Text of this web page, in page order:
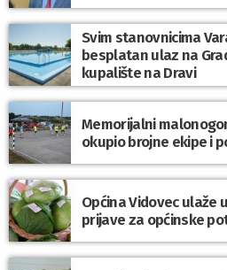
Svim stanovnicima
besplatan ulaz na
kupalište na Dravi
Memorijalni
okupio brojne ekipe i
Općina Vidovec ulaže
prijave za općinske